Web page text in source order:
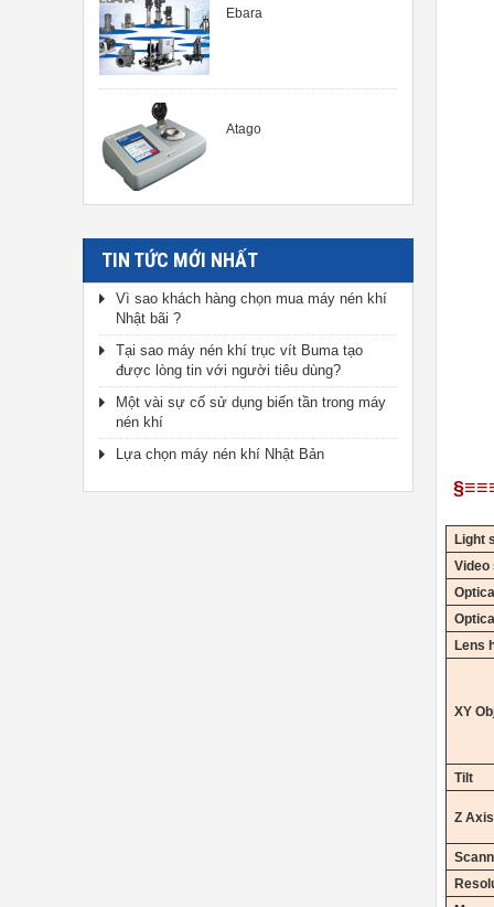
Ebara
Atago
TIN TỨC MỚI NHẤT
Vì sao khách hàng chọn mua máy nén khí
Nhật bãi ?
Tại sao máy nén khí trục vít Buma tạo
được lòng tin với người tiêu dùng?
Một vài sự cố sử dụng biến tần trong máy
nén khí
Lựa chọn máy nén khí Nhật Bản
Light
Video
Lens
XY
Tilt
ZAxis